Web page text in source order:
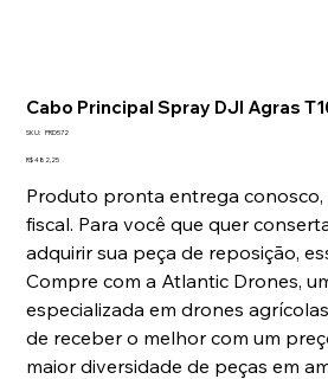
Cabo Principal Spray DJI Agras
SKU: SKU
PRD572
Preço
R$ 482,25
Produto pronta entrega
fiscal. Para você que quer
adquirir sua peça de reposição,
Compre com a Atlantic Drones,
especializada em drones
de receber o melhor com um
maior diversidade de peças em